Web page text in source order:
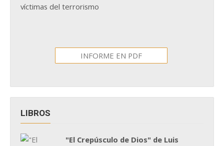
víctimas del terrorismo
INFORME EN PDF
LIBROS
"El Crepúsculo de Dios" de Luis